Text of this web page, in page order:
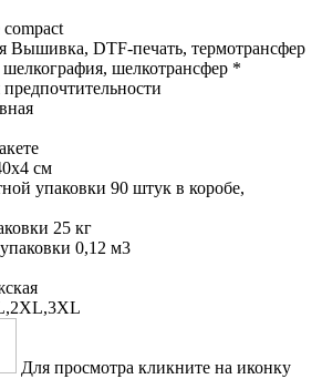
compact
Вышивка, DTF-печать, термотрансфер
шелкотрансфер *
см
упаковки 90 штук в коробе,
25 кг
0,12 м3
Для просмотра кликните на иконку